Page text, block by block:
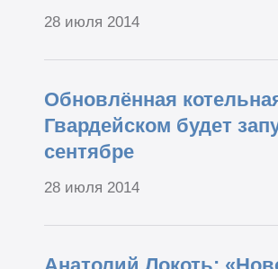
28 июля 2014
Обновлённая
Гвардейском будет
сентябре
28 июля 2014